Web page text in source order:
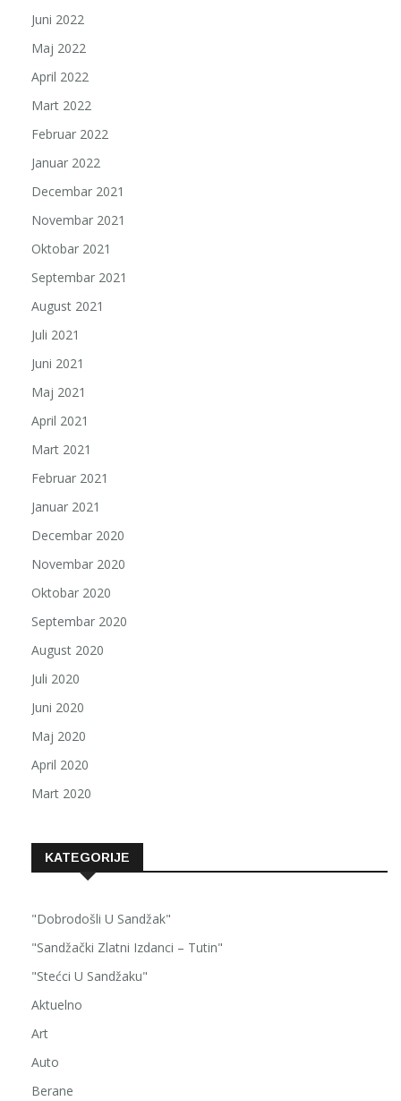
Juni 2022
Maj 2022
April 2022
Mart 2022
Februar 2022
Januar 2022
Decembar 2021
Novembar 2021
Oktobar 2021
Septembar 2021
August 2021
Juli 2021
Juni 2021
Maj 2021
April 2021
Mart 2021
Februar 2021
Januar 2021
Decembar 2020
Novembar 2020
Oktobar 2020
Septembar 2020
August 2020
Juli 2020
Juni 2020
Maj 2020
April 2020
Mart 2020
KATEGORIJE
"Dobrodošli U Sandžak"
"Sandžački Zlatni Izdanci – Tutin"
"Stećci U Sandžaku"
Aktuelno
Art
Auto
Berane